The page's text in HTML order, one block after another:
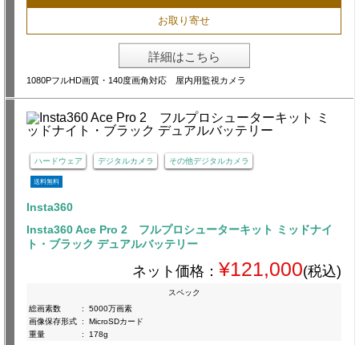
お取り寄せ
詳細はこちら
1080PフルHD画質・140度画角対応 屋内用監視カメラ
ハードウェア デジタルカメラ その他デジタルカメラ
送料無料
Insta360
Insta360 Ace Pro 2 フルプロシューターキット ミッドナイ
ト・ブラック デュアルバッテリー
ネット価格： ¥121,000(税込)
スペック
総画素数
:
5000万画素
画像保存形式 :
MicroSDカード
重量
: 178g